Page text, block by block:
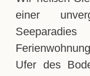
einer
Ufer des